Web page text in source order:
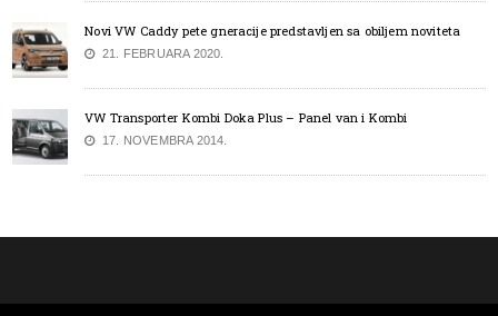
Novi VW Caddy pete gneracije predstavljen sa obiljem noviteta
21. FEBRUARA 2020.
VW Transporter Kombi Doka Plus – Panel van i Kombi
17. NOVEMBRA 2014.